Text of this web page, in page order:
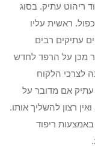
ריהוט עתיק. בסוג
ראשית עליו
עתיקים רבים
מכן על הרפד לחדש
לצרכי הלקוח
עתיק אם מדובר על
רצון להשליך אותו.
ריפוד